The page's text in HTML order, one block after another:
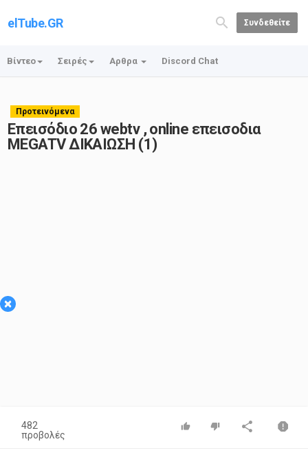
elTube.GR Συνδεθείτε
Βίντεο Σειρές Αρθρα Discord Chat
Προτεινόμενα
Επεισόδιο 26 webtv , online επεισοδια
MEGATV ΔΙΚΑΙΩΣΗ (1)
×
482
προβολές